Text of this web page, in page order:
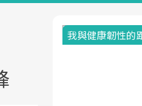
我與健康韌性的